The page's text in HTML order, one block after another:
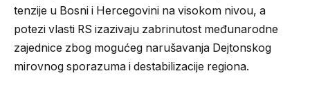
tenzije u Bosni i Hercegovini na visokom nivou, a
potezi vlasti RS izazivaju zabrinutost međunarodne
zajednice zbog mogućeg narušavanja Dejtonskog
mirovnog sporazuma i destabilizacije regiona. ​